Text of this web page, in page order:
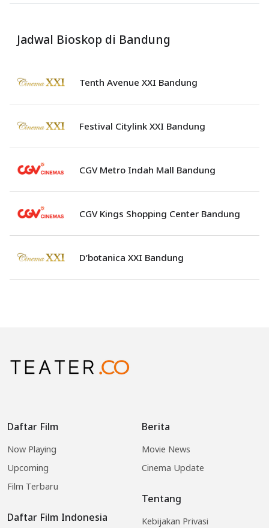
Jadwal Bioskop di Bandung
Tenth Avenue XXI Bandung
Festival Citylink XXI Bandung
CGV Metro Indah Mall Bandung
CGV Kings Shopping Center Bandung
D’botanica XXI Bandung
Daftar Film
Now Playing
Upcoming
Film Terbaru
Daftar Film Indonesia
Berita
Movie News
Cinema Update
Tentang
Kebijakan Privasi